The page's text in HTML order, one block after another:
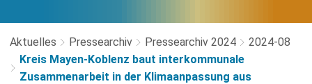
Aktuelles Pressearchiv Pressearchiv 2024
2024-08
Kreis Mayen-Koblenz baut interkommunale
Zusammenarbeit in der Klimaanpassung aus